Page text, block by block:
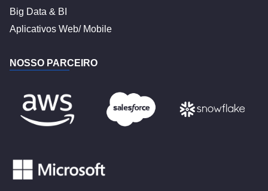
Big Data & BI
Aplicativos Web/ Mobile
NOSSO PARCEIRO